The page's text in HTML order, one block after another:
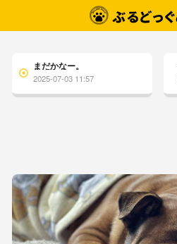
まだかなー。
2025-07-03 11:57